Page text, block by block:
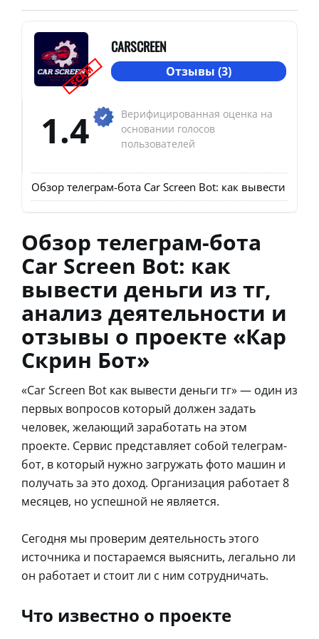
SCAM
CARSCREEN
Отзывы (3)
1.4
Верифицированная оценка на
основании голосов
пользователей
Обзор телеграм-бота Car Screen Bot: как вывести
Обзор телеграм-бота
Car Screen Bot: как
вывести деньги из тг,
анализ деятельности и
отзывы о проекте «Кар
Скрин Бот»
«Car Screen Bot как вывести деньги тг» — один из
первых вопросов который должен задать
человек, желающий заработать на этом
проекте. Сервис представляет собой телеграм-
бот, в который нужно загружать фото машин и
получать за это доход. Организация работает 8
месяцев, но успешной не является.
Сегодня мы проверим деятельность этого
источника и постараемся выяснить, легально ли
он работает и стоит ли с ним сотрудничать.
Что известно о проекте